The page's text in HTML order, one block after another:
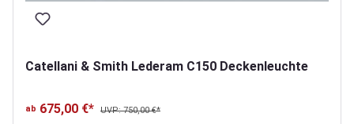
Catellani & Smith Lederam C150 Deckenleuchte
ab 675,00 €* UVP: 750,00 €*